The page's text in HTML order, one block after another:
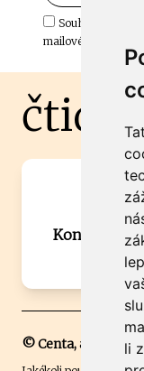
li
Souhlasím s
mailové schránky.
Máte
Kontaktujte
© Centa, a.s.